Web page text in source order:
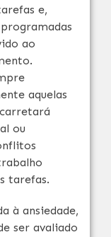
e,
ao
aquelas
ou
tarefas.
à ansiedade,
ser avaliado